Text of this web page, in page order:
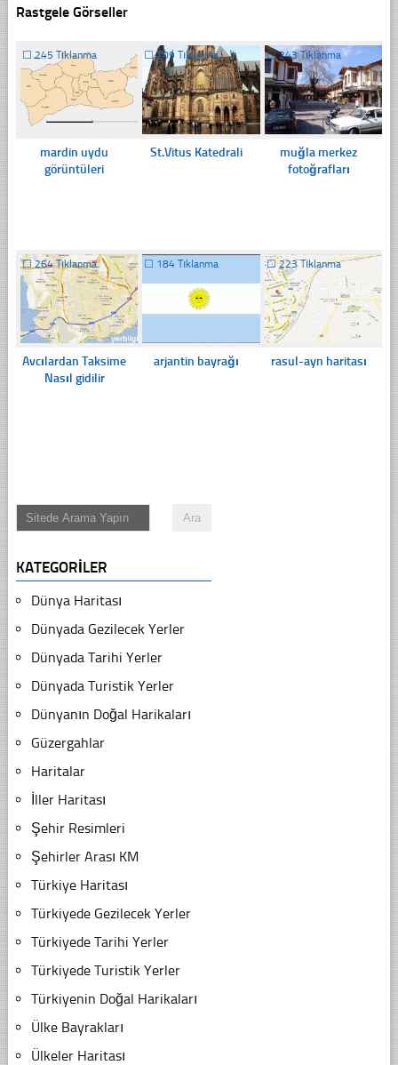
Rastgele Görseller
☐245 Tıklanma
mardin uydu
görüntüleri
☐209 Tıklanma
St.Vitus Katedrali
☐243 Tıklanma
muğla merkez
fotoğrafları
☐264 Tıklanma
Avcılardan Taksime
Nasıl gidilir
☐ 184 Tıklanma
arjantin bayrağı
☐223 Tıklanma
rasul-ayn haritası
KATEGORILER
Dünya Haritası
Dünyada Gezilecek Yerler
Dünyada Tarihi Yerler
Dünyada Turistik Yerler
Dünyanın Doğal Harikaları
Güzergahlar
Haritalar
İller Haritası
Şehir Resimleri
Şehirler Arası KM
Türkiye Haritası
Türkiyede Gezilecek Yerler
Türkiyede Tarihi Yerler
Türkiyede Turistik Yerler
Türkiyenin Doğal Harikaları
Ülke Bayrakları
Ülkeler Haritası